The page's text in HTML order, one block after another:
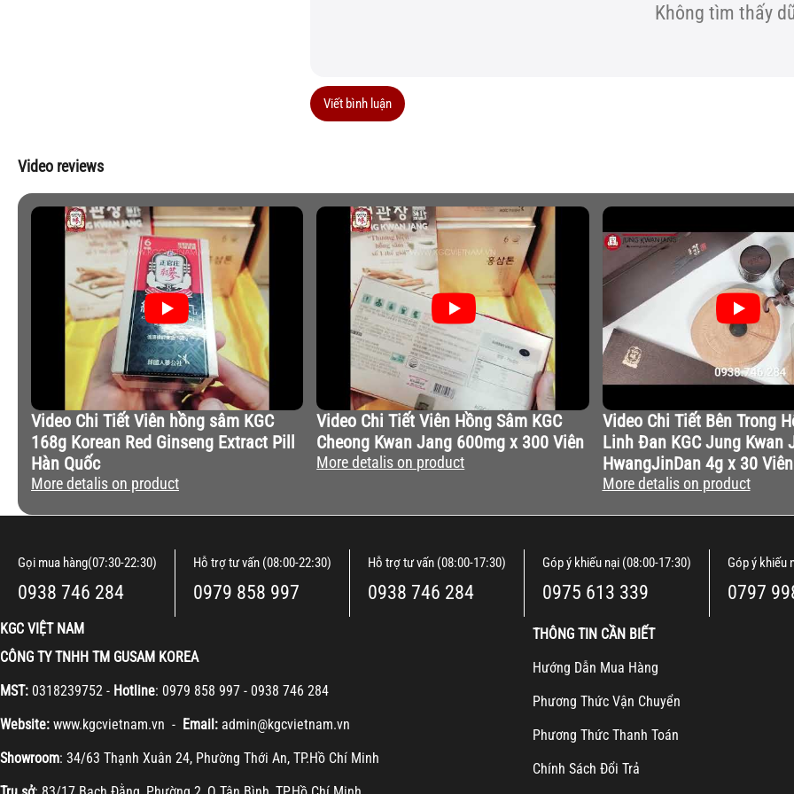
Không tìm thấy
Viết bình luận
Video reviews
Video Chi Tiết Viên hồng sâm KGC
168g Korean Red Ginseng Extract Pill
Hàn Quốc
More detalis on product
Video Chi Tiết Viên Hồng Sâm KGC
Cheong Kwan Jang 600mg x 300 Viên
More detalis on product
Video Chi Tiết Bên Trong
Linh Đan KGC Jung Kwan
HwangJinDan 4g x 30 Viên
More detalis on product
Gọi mua hàng(07:30-22:30)
0938 746 284
Hỗ trợ tư vấn (08:00-22:30)
0979 858 997
Hỗ trợ tư vấn (08:00-17:30)
0938 746 284
Góp ý khiếu nại (08:00-17:30)
0975 613 339
Góp ý khiếu
0797
KGC VIỆT NAM
CÔNG TY TNHH TM GUSAM KOREA
MST: 0318239752 - Hotline: 0979 858 997 - 0938 746 284
Website: www.kgcvietnam.vn - Email: admin@kgcvietnam.vn
Showroom: 34/63 Thạnh Xuân 24, Phường Thới An, TP.Hồ Chí Minh
THÔNG TIN CẦN BIẾT
Hướng Dẫn Mua Hàng
Phương Thức Vận Chuyển
Phương Thức Thanh Toán
Chính Sách Đổi Trả